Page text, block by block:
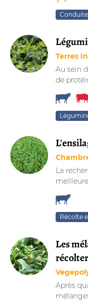
Terres
Au sein
de
La
Récolte
Les
Après